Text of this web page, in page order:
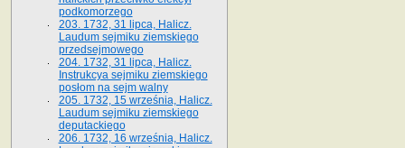
podkomorzego
203. 1732, 31 lipca, Halicz.
Laudum sejmiku ziemskiego
przedsejmowego
204. 1732, 31 lipca, Halicz.
Instrukcya sejmiku ziemskiego
posłom na sejm walny
205. 1732, 15 września, Halicz.
Laudum sejmiku ziemskiego
deputackiego
206. 1732, 16 września, Halicz.